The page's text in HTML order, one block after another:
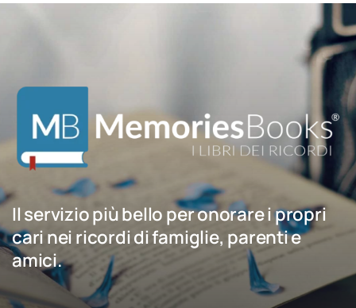
Il servizio più bello per onorare i propri
cari nei ricordi di famiglie, parenti e
amici.